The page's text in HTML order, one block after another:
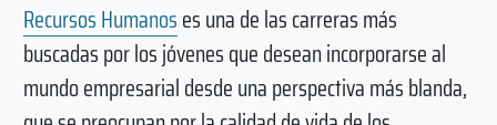
Recursos Humanoses una de las carreras más
buscadas por los jóvenes que desean incorporarse al
mundo empresarial desde una perspectiva más blanda,